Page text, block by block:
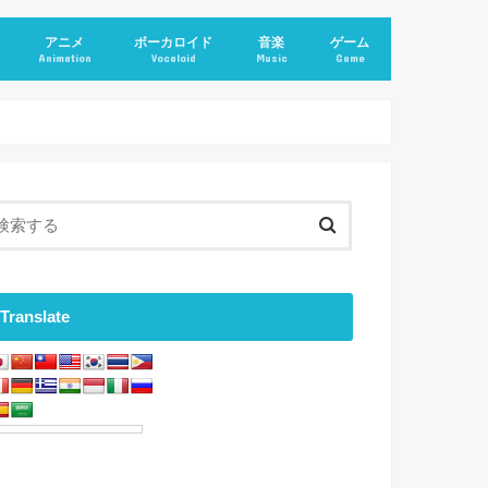
アニメ
Animation
ボーカロイド
Vocaloid
音楽
Music
ゲーム
Game
Translate